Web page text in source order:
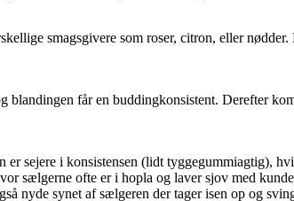
smagsgivere som roser, citron, eller
får en buddingkonsistent. Derefter
sejere i konsistensen (lidt tyggegummiagtig),
sælgerne ofte er i hopla og laver sjov med
nyde synet af sælgeren der tager isen op og